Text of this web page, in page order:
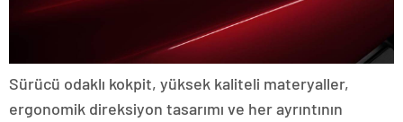
Sürücü odaklı kokpit, yüksek kaliteli materyaller,
ergonomik direksiyon tasarımı ve her ayrıntının